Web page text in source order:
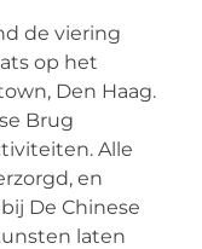
de viering
op het
Den Haag.
Brug
Alle
en
De Chinese
laten